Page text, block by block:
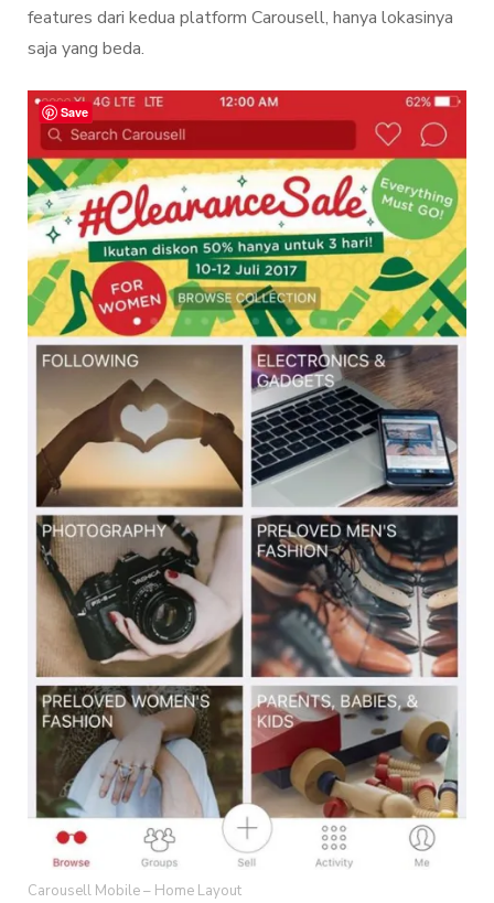
features dari kedua platform Carousell, hanya lokasinya
saja yang beda.
Carousell Mobile – Home Layout
Save